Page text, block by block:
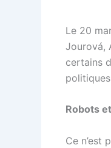
Le 20
Jourová,
certains
Robots
Ce n’est